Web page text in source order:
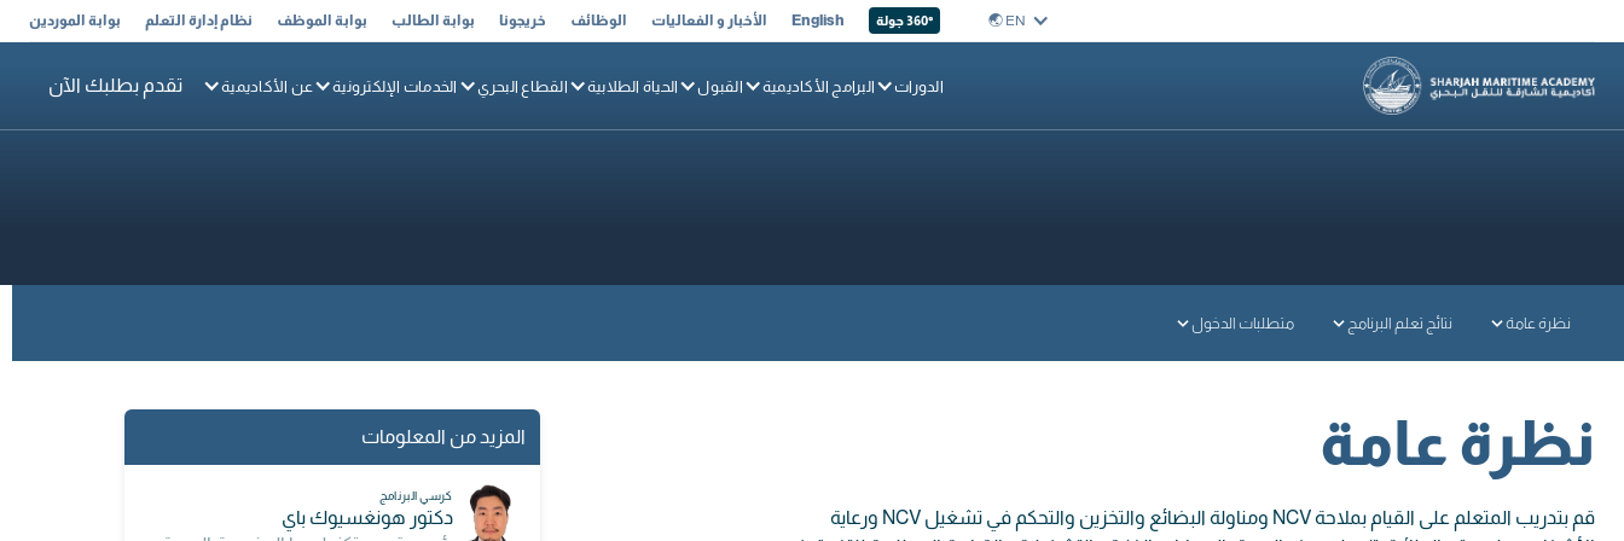
EN 🌏︎
360° جولة English الأخبار و الفعاليات الوظائف خريجونا بوابة الطالب بوابة الموظف نظام إدارة التعلم بوابة الموردين
الدورات البرامج الأكاديمية القبول الحياة الطلابية القطاع البحري الخدمات الإلكترونية عن الأكاديمية تقدم بطلبك الآن
نظرة عامة نتائج تعلم البرنامج متطلبات الدخول
نظرة عامة
قم بتدريب المتعلم على القيام بملاحة NCV ومناولة البضائع والتخزين والتحكم في تشغيل NCV ورعاية
المزيد من المعلومات
كرسي البرنامج
دكتور هونغسيوك باي